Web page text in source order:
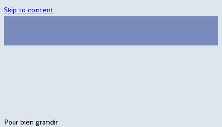
Skip to content
Pour bien grandir